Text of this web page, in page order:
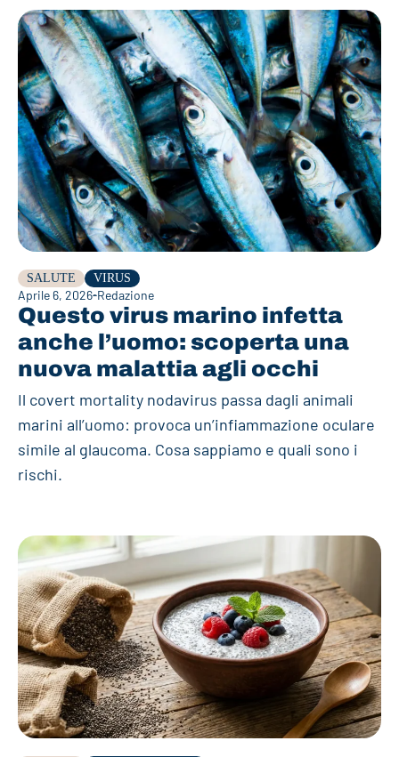
SALUTE VIRUS
Aprile 6, 2026 Redazione
Questo virus marino infetta
anche l’uomo: scoperta una
nuova malattia agli occhi
Il covert mortality nodavirus passa dagli animali
marini all’uomo: provoca un’infiammazione oculare
simile al glaucoma. Cosa sappiamo e quali sono i
rischi.